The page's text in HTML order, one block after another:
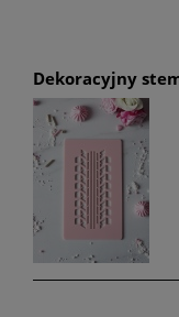
Dekoracyjny